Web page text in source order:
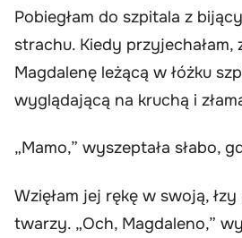
Pobiegłam do szpitala z
strachu. Kiedy przyjechałam,
Magdalenę leżącą w łóżku
wyglądającą na kruchą i
„Mamo,” wyszeptała słabo,
Wzięłam jej rękę w swoją, łzy
twarzy. „Och, Magdaleno,”